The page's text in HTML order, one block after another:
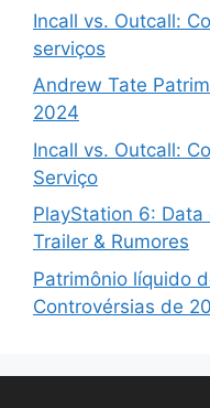
Incall vs. Outcall:
serviços
Andrew Tate
2024
Incall vs. Outcall:
Serviço
PlayStation 6:
Trailer & Rumores
Patrimônio líquido
Controvérsias de